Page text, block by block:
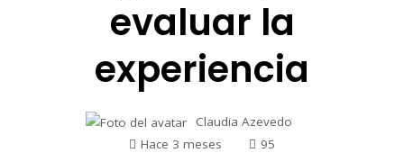
evaluar la
experiencia
Claudia Azevedo
Hace 3 meses
95